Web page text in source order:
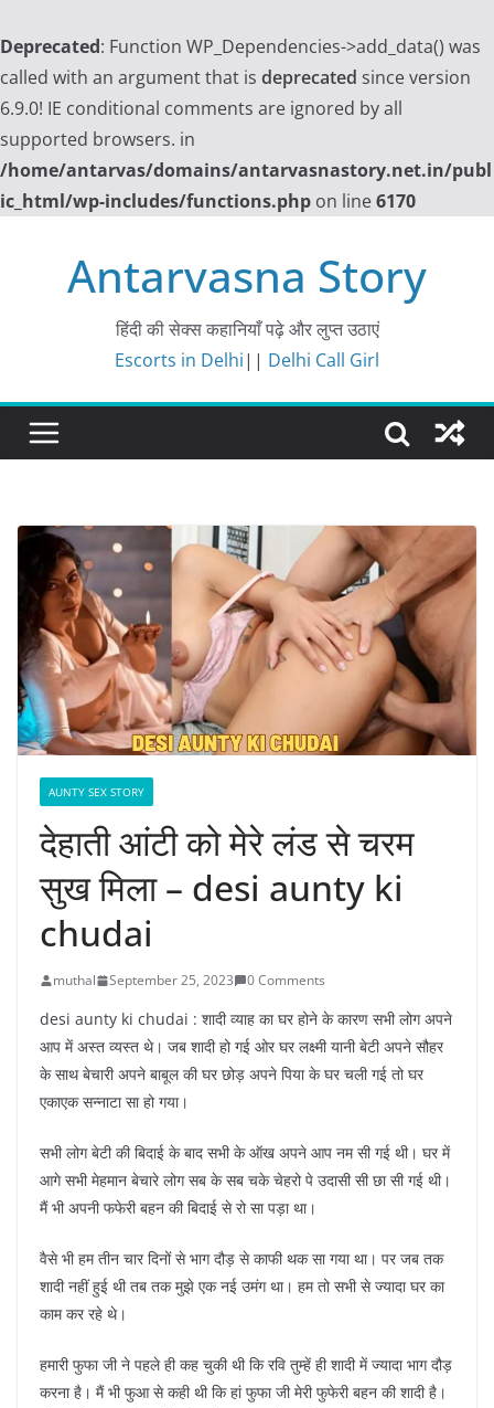
Deprecated: Function WP_Dependencies->add_data() was
called with an argument that is deprecated since version
6.9.0! IE conditional comments are ignored by all
supported browsers. in
/home/antarvas/domains/antarvasnastory.net.in/publ
ic_html/wp-includes/functions.php on line6170
Antarvasna Story
हिंदी की सेक्स कहानियाँ पढ़े और लुप्त उठाएं
Escorts in Delhi|| Delhi Call Girl
AUNTY SEX STORY
देहाती आंटी को मेरे लंड से चरम
सुख मिला – desi aunty ki
chudai
muthal September 25, 2023 0 Comments
desi aunty ki chudai : शादी व्याह का घर होने के कारण सभी लोग अपने
आप में अस्त व्यस्त थे। जब शादी हो गई ओर घर लक्ष्मी यानी बेटी अपने सौहर
के साथ बेचारी अपने बाबूल की घर छोड़ अपने पिया के घर चली गई तो घर
एकाएक सन्नाटा सा हो गया।
सभी लोग बेटी की बिदाई के बाद सभी के ऑख अपने आप नम सी गई थी। घर में
आगे सभी मेहमान बेचारे लोग सब के सब चके चेहरो पे उदासी सी छा सी गई थी।
मैं भी अपनी फफेरी बहन की बिदाई से रो सा पड़ा था।
वैसे भी हम तीन चार दिनों से भाग दौड़ से काफी थक सा गया था। पर जब तक
शादी नहीं हुई थी तब तक मुझे एक नई उमंग था। हम तो सभी से ज्यादा घर का
काम कर रहे थे।
हमारी फुफा जी ने पहले ही कह चुकी थी कि रवि तुम्हें ही शादी में ज्यादा भाग दौड़
करना है। मैं भी फुआ से कही थी कि हां फुफा जी मेरी फुफेरी बहन की शादी है।